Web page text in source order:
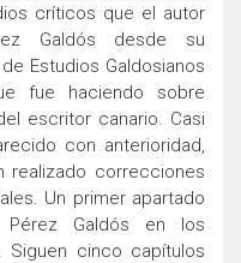
críticos que el autor
Galdós desde su
Estudios Galdosianos
fue haciendo sobre
escritor canario. Casi
con anterioridad,
realizado correcciones
Un primer apartado
Galdós en los
Siguen cinco capítulos